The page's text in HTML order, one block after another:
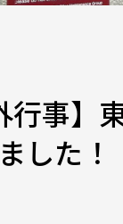
行事
した！